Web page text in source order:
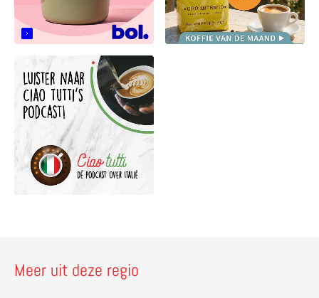
Meer uit deze regio